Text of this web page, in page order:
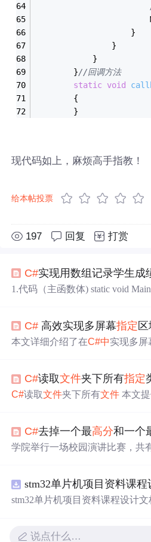
                    }
                }
            }
        }
//回调方法
static void
        {
        }
现代码如上，麻烦高手指教！
给本帖投票
197 回复 打赏
C#实现用数组记录学生成
1.代码（主函数体) static void Main(string[] args) { float[] a = n
le.ReadL...
C# 高效实现多屏幕指定
本文详细介绍了在C#中实现多屏
下的坐标定位和DPI缩放问题。
巧，如对象池和并行处理，适用
C#读取文件夹下所有指定
C#读取文件夹下所有文件 本文提
Chinar —— 心分享、心创新！助
等数据文件的读取为新手节省宝贵
C#去掉一个最高分和一个最低分后
学院举行一场校园演讲比赛，共
排序得到比赛结果。如果是人工
是记分员同学，请你编写一道程
stm32单片机项目资料课程设计
说点什么…